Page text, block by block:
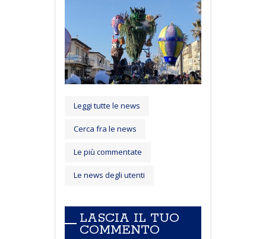
Leggi tutte le news
Cerca fra le news
Le più commentate
Le news degli utenti
LASCIA IL TUO
COMMENTO